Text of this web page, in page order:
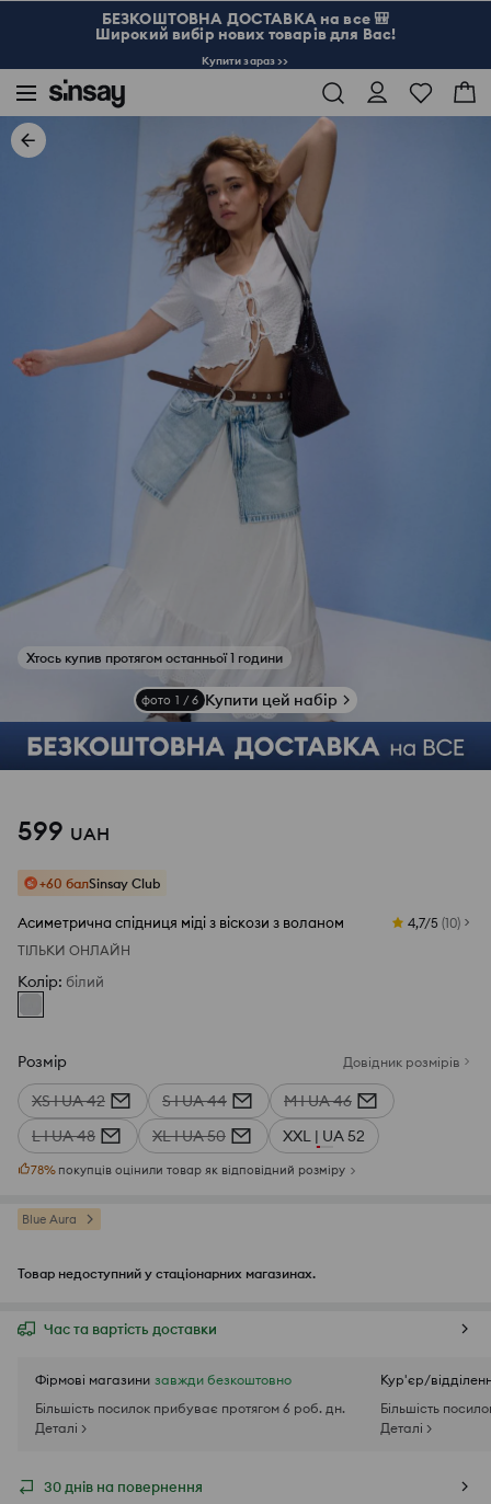
БЕЗКОШТОВНА ДОСТАВКА на все 🎒
Широкий вибір нових товарів для Вас!
Купити зараз >>
Хтось купив протягом останньої 1 години
фото 1 / 6 Купити цей набір
599 UAH
+60 балSinsay Club
Асиметрична спідниця міді з віскози з воланом 4,7/5 (10)
ТІЛЬКИ ОНЛАЙН
Колір: білий
Розмір Довідник розмірів
XS I UA 42 S I UA 44
M I UA 46
L I UA 48
XL I UA 50 XXL | UA 52
78% покупців оцінили товар як відповідний розміру
Blue Aura
Товар недоступний у стаціонарних магазинах.
Час та вартість доставки
Фірмові магазини завжди безкоштовно
Більшість посилок прибуває протягом 6 роб. дн.
Деталі >
Кур'єр/
Більшість
Деталі >
30 днів на повернення